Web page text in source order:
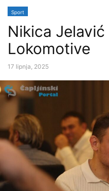
Sport
Nikica
Lokomotive
17 lipnja, 2025